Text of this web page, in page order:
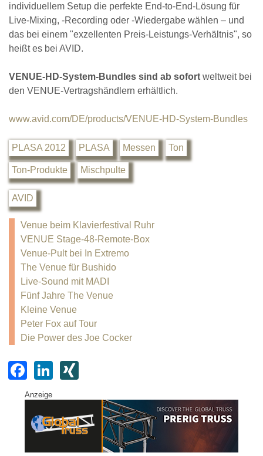
individuellem Setup die perfekte End-to-End-Lösung für
Live-Mixing, -Recording oder -Wiedergabe wählen – und
das bei einem "exzellenten Preis-Leistungs-Verhältnis", so
heißt es bei AVID.
VENUE-HD-System-Bundles sind ab sofort weltweit bei
den VENUE-Vertragshändlern erhältlich.
www.avid.com/DE/products/VENUE-HD-System-Bundles
PLASA 2012 PLASA Messen Ton
Ton-Produkte Mischpulte
AVID
Venue beim Klavierfestival Ruhr
VENUE Stage-48-Remote-Box
Venue-Pult bei In Extremo
The Venue für Bushido
Live-Sound mit MADI
Fünf Jahre The Venue
Kleine Venue
Peter Fox auf Tour
Die Power des Joe Cocker
F
a
c
e
Li
k
e
G
Anzeige